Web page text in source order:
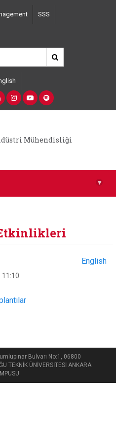
SSS
Mühendisliği
▾
English
Bulvarı No:1, 06800
TEKNİK ÜNİVERSİTESİ ANKARA